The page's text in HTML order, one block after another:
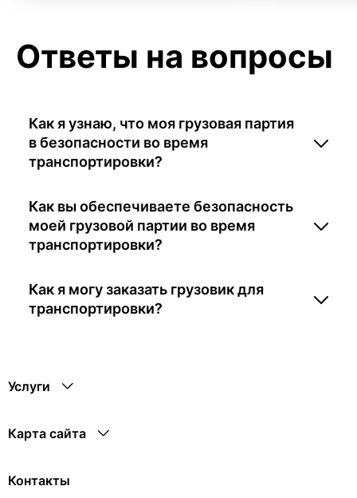
Ответы на вопросы
Как я узнаю, что моя грузовая партия
в безопасности во время
транспортировки?
Как вы обеспечиваете безопасность
моей грузовой партии во время
транспортировки?
Как я могу заказать грузовик для
транспортировки?
Услуги
Карта сайта
Контакты